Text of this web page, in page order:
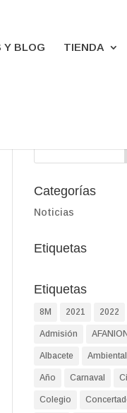
Y BLOG TIENDA
Categorías
Noticias
Etiquetas
Etiquetas
8M 2021 2022
Admisión AFANION
Albacete Ambiental
Año Carnaval
Colegio